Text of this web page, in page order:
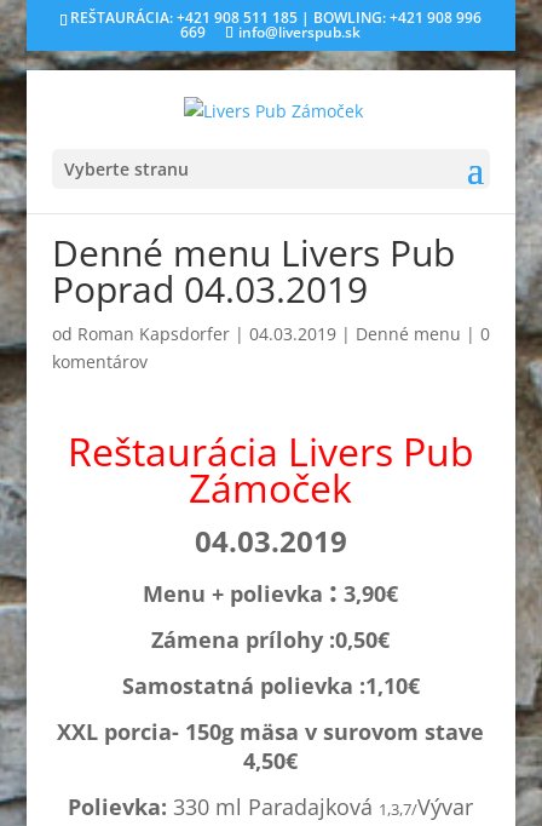
REŠTAURÁCIA: +421 908 511 185 | BOWLING: +421 908 996
669 info@liverspub.sk
Vyberte stranu
Denné menu Livers Pub
Poprad 04.03.2019
od Roman Kapsdorfer| 04.03.2019| Denné menu | 0
komentárov
Reštaurácia Livers Pub
Zámoček
04.03.2019
Menu + polievka : 3,90€
Zámena prílohy :0,50€
Samostatná polievka :1,10€
XXL porcia- 150g mäsa v surovom stave
4,50€
Polievka:330 ml Paradajková 1,3,7/Vývar